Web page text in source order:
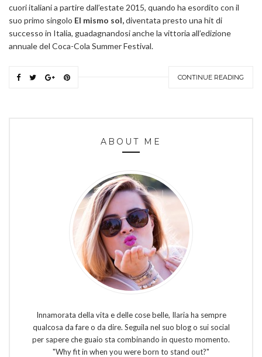
cuori italiani a partire dall’estate 2015, quando ha esordito con il
suo primo singolo El mismo sol,diventata presto una hit di
successo in Italia, guadagnandosi anche la vittoria all’edizione
annuale del Coca-Cola Summer Festival.
CONTINUE READING
ABOUT ME
Innamorata della vita e delle cose belle, Ilaria ha sempre
qualcosa da fare o da dire. Seguila nel suo blog o sui social
per sapere che guaio sta combinando in questo momento.
"Why fit in when you were born to stand out?"